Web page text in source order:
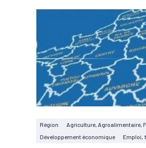
Région Agriculture, Agroalimentaire,
Développement économique
Emploi,